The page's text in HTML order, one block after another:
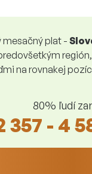
mesačný plat -
na rovnakej
80% ľudí
357 - 4